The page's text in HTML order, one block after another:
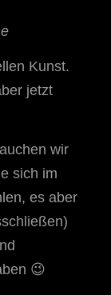
Kunst.
jetzt
wir
sich im
es aber
😉